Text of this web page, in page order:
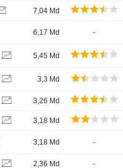
7,04 Md
6,17 Md -
5,45 Md
3,3 Md
3,26 Md
3,18 Md
3,18 Md -
2,36 Md -